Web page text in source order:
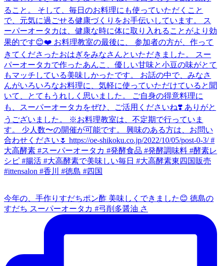
今年の、手作りすだちポン酢 美味しくできました😊 徳島の
すだち スーパーオータカ #弓削多醤油 さ